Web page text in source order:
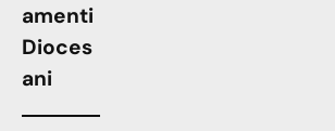
amenti
Dioces
ani